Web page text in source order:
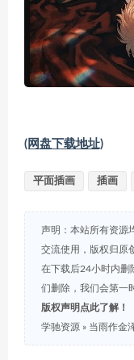
(网盘下载地址)
平面插画 插画
声明：本站所有资源
交流使用，版权归原
在下载后24小时内删
们删除，我们会第一
版权声明点此了解！
学驰资源 » 当雨作金